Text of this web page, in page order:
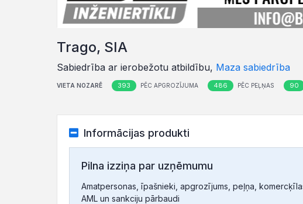
Trago, SIA
Sabiedrība ar ierobežotu atbildību, Maza sabiedrība
VIETA NOZARĒ 393 PĒC APGROZĪJUMA 486 PĒC PEĻŅAS 90
Informācijas produkti
Pilna izziņa par uzņēmumu
Amatpersonas, īpašnieki, apgrozījums, peļņa,
AML un sankciju pārbaudi